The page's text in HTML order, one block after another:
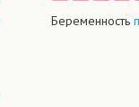
Беременность